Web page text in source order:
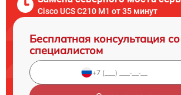
Cisco UCS C210 M1 от 35 минут
Бесплатная консультация со
специалистом